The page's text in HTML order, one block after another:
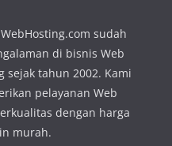
sudah
di bisnis Web
sejak tahun 2002. Kami
pelayanan Web
dengan harga
murah.